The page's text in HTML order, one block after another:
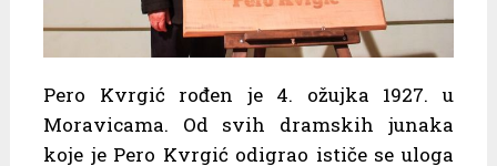
Pero Kvrgić rođen je 4. ožujka 1927. u
Moravicama. Od svih dramskih junaka
koje je Pero Kvrgić odigrao ističe se uloga